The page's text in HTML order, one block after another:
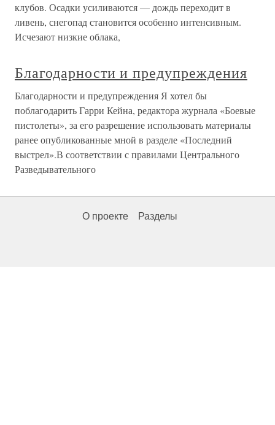
клубов. Осадки усиливаются — дождь переходит в
ливень, снегопад становится особенно интенсивным.
Исчезают низкие облака,
Благодарности и предупреждения
Благодарности и предупреждения Я хотел бы
поблагодарить Гарри Кейна, редактора журнала «Боевые
пистолеты», за его разрешение использовать материалы
ранее опубликованные мной в разделе «Последний
выстрел».В соответствии с правилами Центрального
Разведывательного
О проекте Разделы